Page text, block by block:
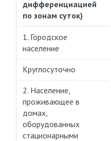
дифференциацией
по зонам суток)
1. Городское
население
Круглосуточно
2. Население,
проживающее в
домах,
оборудованных
стационарными